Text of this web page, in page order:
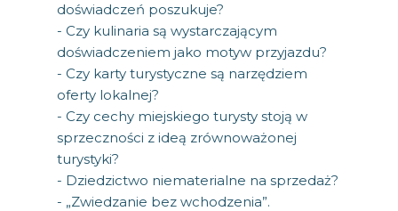
doświadczeń poszukuje?
- Czy kulinaria są wystarczającym
doświadczeniem jako motyw przyjazdu?
- Czy karty turystyczne są narzędziem
oferty lokalnej?
- Czy cechy miejskiego turysty stoją w
sprzeczności z ideą zrównoważonej
turystyki?
- Dziedzictwo niematerialne na sprzedaż?
- „Zwiedzanie bez wchodzenia”.